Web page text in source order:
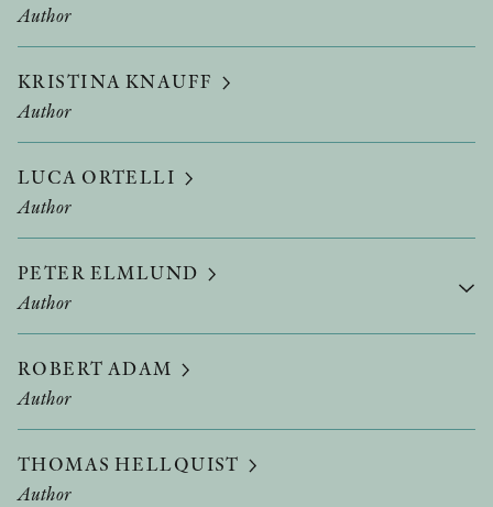
Author
KRISTINA KNAUFF
Author
LUCA ORTELLI
Author
PETER ELMLUND
Author
ROBERT ADAM
Author
THOMAS HELLQUIST
Author